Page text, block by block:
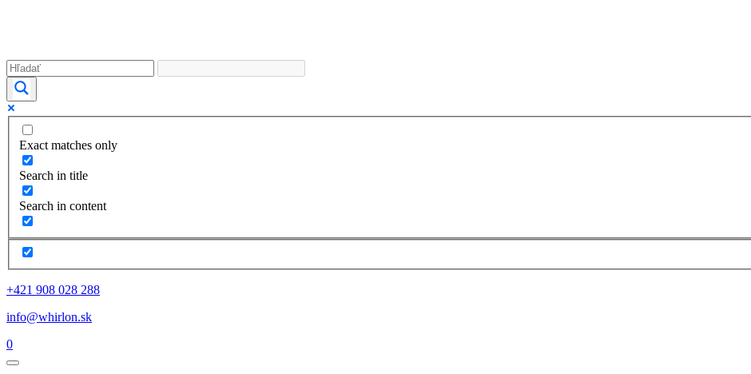
Exact matches only
Search in title
Search in content
+421 908 028 288
info@whirlon.sk
0